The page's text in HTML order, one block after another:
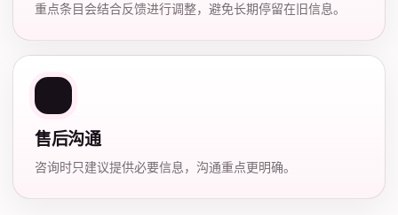
重点条目会结合反馈进行调整，避免长期停留在旧信息。
售后沟通
咨询时只建议提供必要信息，沟通重点更明确。